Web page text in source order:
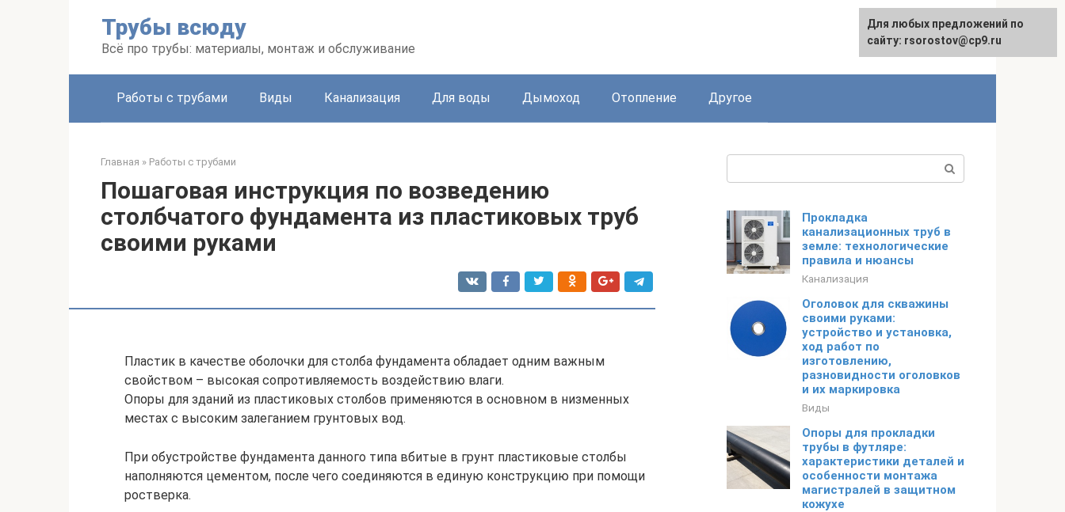
Трубы всюду
Всё про трубы: материалы, монтаж и обслуживание
English
Работы с трубами Виды Канализация Для воды Дымоход Отопление Другое
Главная » Работы с трубами
Пошаговая инструкция по возведению
столбчатого фундамента из пластиковых труб
своими руками
Пластик в качестве оболочки для столба фундамента обладает одним важным
свойством – высокая сопротивляемость воздействию влаги.
Опоры для зданий из пластиковых столбов применяются в основном в низменных
местах с высоким залеганием грунтовых вод.
При обустройстве фундамента данного типа вбитые в грунт пластиковые столбы
наполняются цементом, после чего соединяются в единую конструкцию при помощи
ростверка.
Прокладка
канализационных труб в
земле: технологические
правила и нюансы
Канализация
Оголовок для скважины
своими руками:
устройство и установка,
ход работ по
изготовлению,
разновидности оголовков
и их маркировка
Виды
Опоры для прокладки
трубы в футляре:
характеристики деталей и
особенности монтажа
магистралей в защитном
кожухе
Для любых предложений по
сайту: rsorostov@cp9.ru